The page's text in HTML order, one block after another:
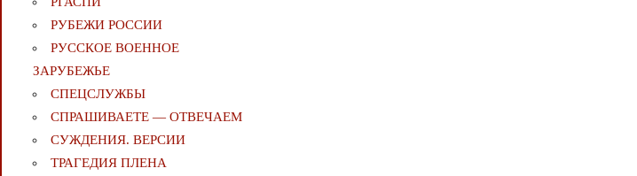
РУБЕЖИ РОССИИ
РУССКОЕ ВОЕННОЕ
ЗАРУБЕЖЬЕ
СПЕЦСЛУЖБЫ
СПРАШИВАЕТЕ — ОТВЕЧАЕМ
СУЖДЕНИЯ. ВЕРСИИ
ТРАГЕДИЯ ПЛЕНА